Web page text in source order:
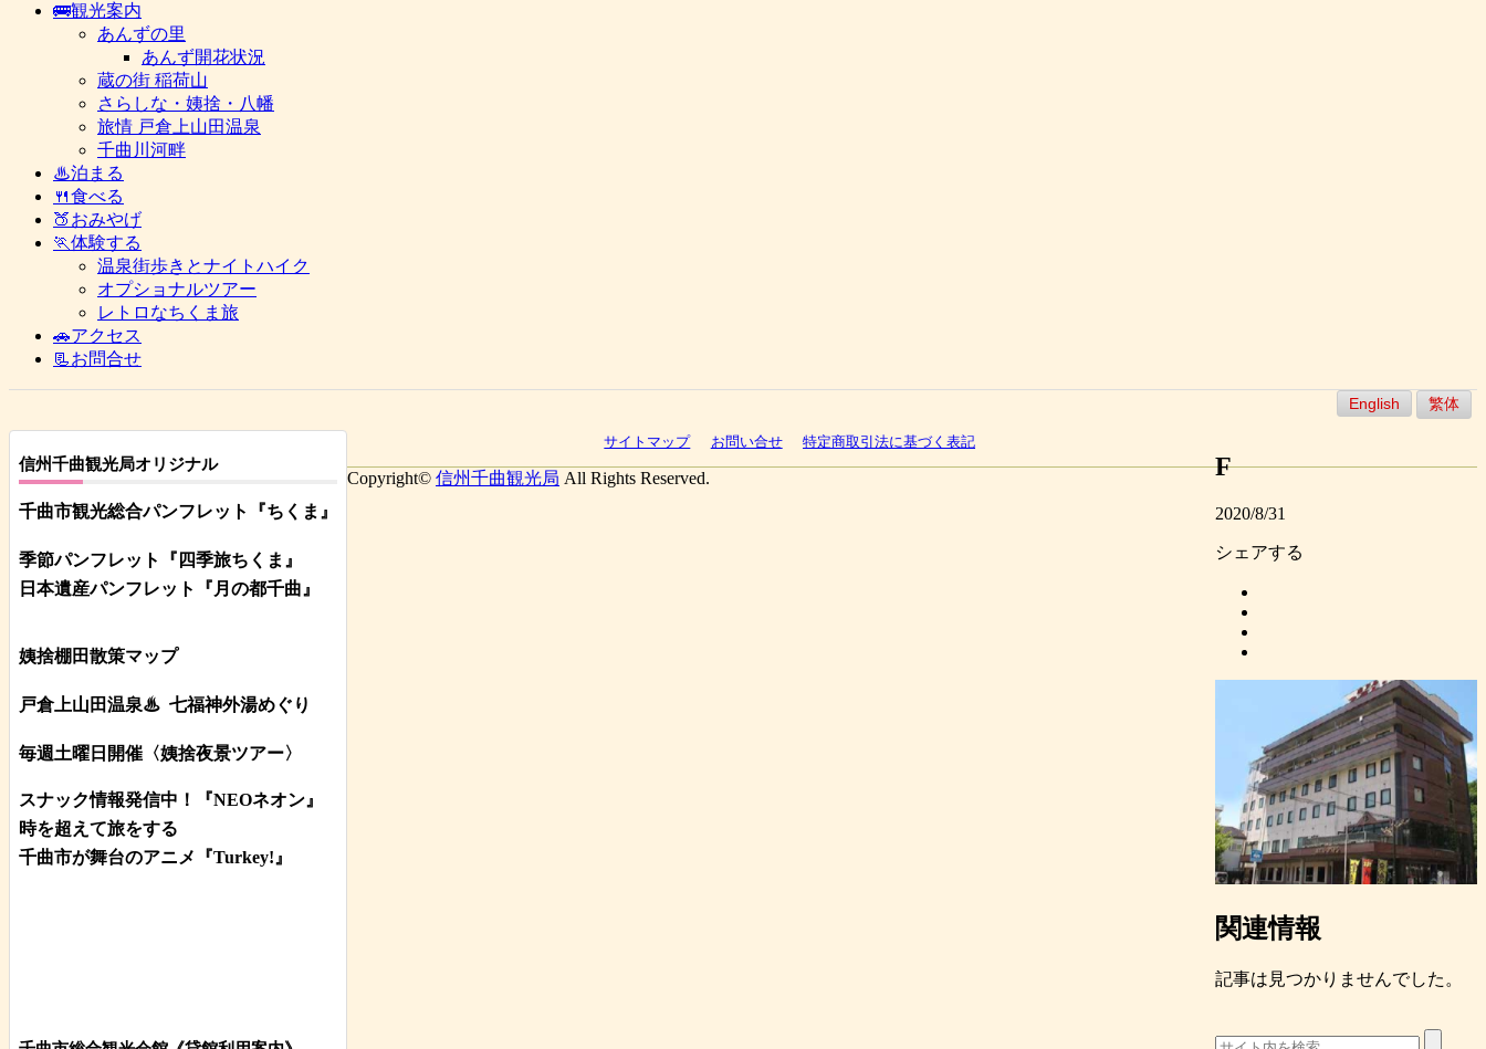
🚌観光案内
あんずの里
あんず開花状況
蔵の街 稲荷山
さらしな・姨捨・八幡
旅情 戸倉上山田温泉
千曲川河畔
♨泊まる
🍴食べる
🍑おみやげ
🏃体験する
温泉街歩きとナイトハイク
オプショナルツアー
レトロなちくま旅
🚗アクセス
📃お問合せ
English 繁体
F
2020/8/31
シェアする
関連情報
記事は見つかりませんでした。
信州千曲観光局オリジナル
千曲市観光総合パンフレット 『ちくま』
季節パンフレット『四季旅ちくま』
日本遺産パンフレット
『月の都千曲』
姨捨棚田散策マップ
戸倉上山田温泉♨ 七福神外湯めぐり
毎週土曜日開催〈姨捨夜景ツアー〉
スナック情報発信中！『NEOネオン』
時を超えて旅をする
千曲市が舞台のアニメ『Turkey!』
サイトマップ お問い合せ 特定商取引法に基づく表記
Copyright© 信州千曲観光局 All Rights Reserved.